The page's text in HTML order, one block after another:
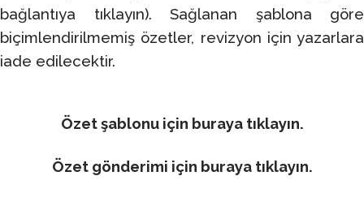
bağlantıya tıklayın). Sağlanan şablona göre
biçimlendirilmemiş özetler, revizyon için yazarlara
iade edilecektir.
Özet şablonu için buraya tıklayın.
Özet gönderimi için buraya tıklayın.